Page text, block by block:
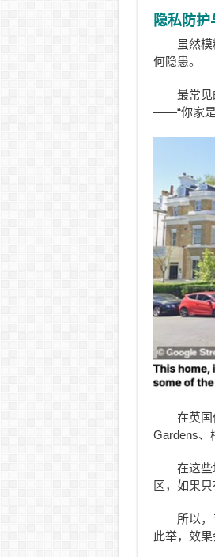
隐私防护
虽然
何隐患。
最常
——“你家是
在英
Gardens、
在这
区，如果
所以
此举，效